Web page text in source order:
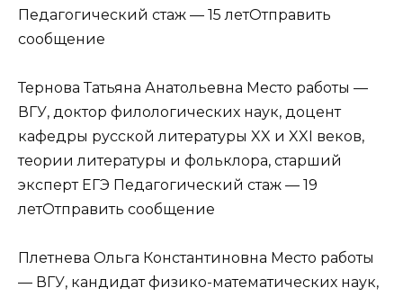
Педагогический стаж — 15 летОтправить
сообщение
Тернова Татьяна Анатольевна Место работы —
ВГУ, доктор филологических наук, доцент
кафедры русской литературы XX и XXI веков,
теории литературы и фольклора, старший
эксперт ЕГЭ Педагогический стаж — 19
летОтправить сообщение
Плетнева Ольга Константиновна Место работы
— ВГУ, кандидат физико-математических наук,